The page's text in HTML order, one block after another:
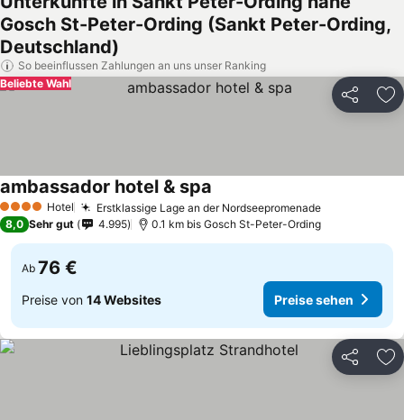
Gosch St-Peter-Ording (Sankt Peter-Ording,
Deutschland)
So beeinflussen Zahlungen an uns unser Ranking
Teilen
Beliebte Wahl
4 Sterne Hotel Erstklassige Lage an der NordseepromenadePreise
ambassador hotel & spa
8,0 Sehr gut 4.995 0.1 km bis Gosch St-Peter-Ording
Ab 76 €
Preise von 14 Websites Preise sehen
Teilen